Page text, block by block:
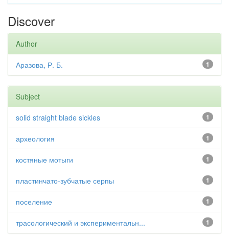
Discover
Author
1
Аразова, Р. Б.
Subject
1
solid straight blade sickles
1
археология
1
костяные мотыги
1
пластинчато-зубчатые серпы
1
поселение
1
трасологический и экспериментальн...